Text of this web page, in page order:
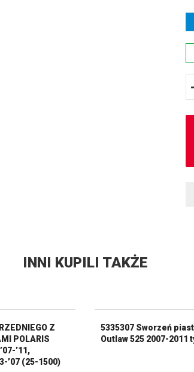
INNI KUPILI TAKŻE
Z
POLARIS
’11,
’07 (25-1500)
5335307 Sworzeń
Outlaw 525 2007-2011